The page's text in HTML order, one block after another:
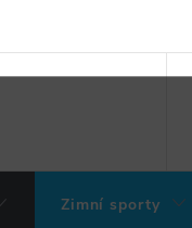
Zimní sporty